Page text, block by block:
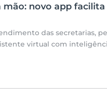
novo app facilita
das secretarias,
virtual com